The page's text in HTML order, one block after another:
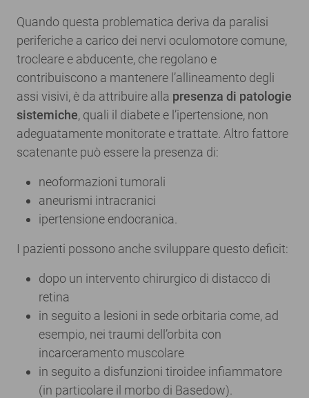
Quando questa problematica deriva da paralisi
periferiche a carico dei nervi oculomotore comune,
trocleare e abducente, che regolano e
contribuiscono a mantenere l’allineamento degli
assi visivi, è da attribuire alla presenza di patologie
sistemiche, quali il diabete e l’ipertensione, non
adeguatamente monitorate e trattate. Altro fattore
scatenante può essere la presenza di:
neoformazioni tumorali
aneurismi intracranici
ipertensione endocranica.
I pazienti possono anche sviluppare questo deficit:
dopo un intervento chirurgico di distacco di
retina
in seguito a lesioni in sede orbitaria come, ad
esempio, nei traumi dell’orbita con
incarceramento muscolare
in seguito a disfunzioni tiroidee infiammatore
(in particolare il morbo di Basedow).